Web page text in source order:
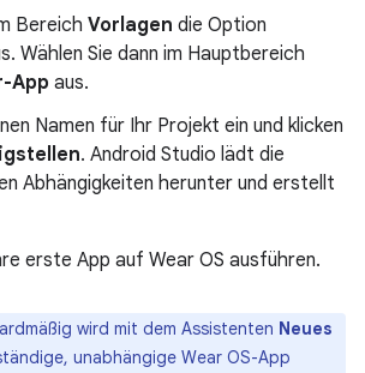
Bereich Vorlagen die Option
Wählen Sie dann im Hauptbereich
App aus.
Namen für Ihr Projekt ein und klicken
. Android Studio lädt die
Abhängigkeiten herunter und erstellt
erste App auf Wear OS ausführen.
wird mit dem Assistenten Neues
unabhängige Wear OS-App